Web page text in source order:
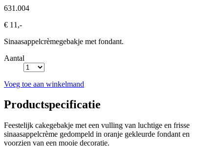
631.004
€ 11,-
Sinaasappelcrèmegebakje met fondant.
Aantal
Voeg toe aan winkelmand
Productspecificatie
Feestelijk cakegebakje met een vulling van luchtige en frisse
sinaasappelcrème gedompeld in oranje gekleurde fondant en
voorzien van een mooie decoratie.